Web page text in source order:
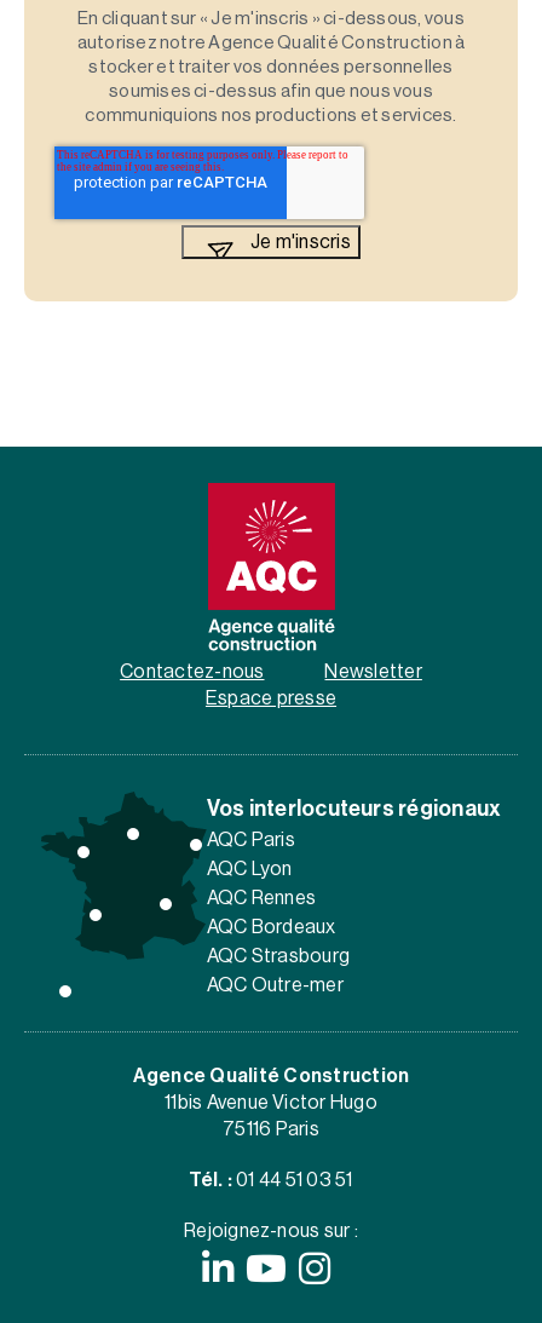
En cliquant sur « Je m'inscris » ci-dessous, vous
autorisez notre Agence Qualité Construction à
stocker et traiter vos données personnelles
soumises ci-dessus afin que nous vous
communiquions nos productions et services.
Contactez-nous
Newsletter
Espace presse
Vos interlocuteurs régionaux
AQC Paris
AQC Lyon
AQC Rennes
AQC Bordeaux
AQC Strasbourg
AQC Outre-mer
Agence Qualité Construction
11bis Avenue Victor Hugo
75116 Paris
Tél. : 01 44 51 03 51
Rejoignez-nous sur :